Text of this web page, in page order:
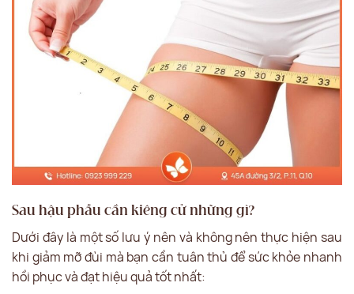
Sau hậu phẫu cần kiêng cử những gì?
Dưới đây là một số lưu ý nên và không nên thực hiện sau
khi giảm mỡ đùi mà bạn cần tuân thủ để sức khỏe nhanh
hồi phục và đạt hiệu quả tốt nhất: